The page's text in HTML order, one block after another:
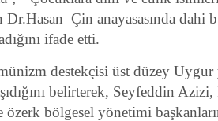
Dr.Hasan Çin anayasasında dahi
ifade etti.
destekçisi üst düzey
belirterek, Seyfeddin
bölgesel yönetimi